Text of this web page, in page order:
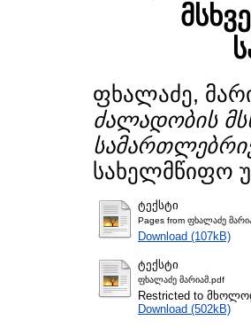
ფხალაძე,
ძალადობის
სახელმწიფო
ტექსტი
Pages from ფხალაძე
Download (107kB)
ტექსტი
ფხალაძე მარიამ.pdf
Restricted to
Download (502kB)